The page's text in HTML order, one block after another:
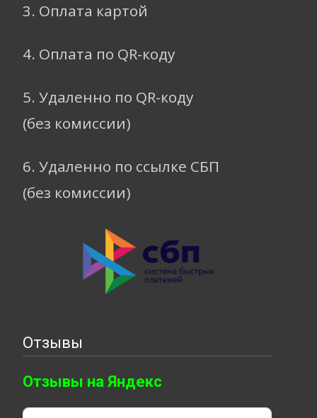
3. Оплата картой
4. Оплата по QR-коду
5. Удаленно по QR-коду
(без комиссии)
6. Удаленно по ссылке СБП
(без комиссии)
Отзывы
Отзывы на Яндекс